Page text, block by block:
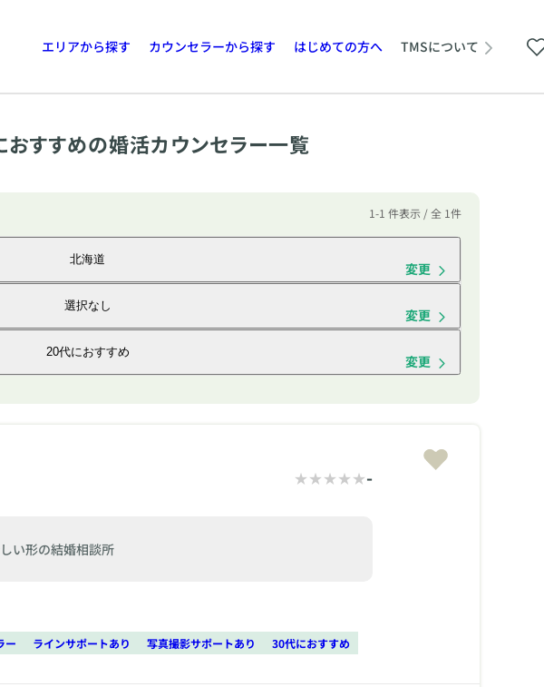
エリアから探す カウンセラーから探す はじめての方へ TMSについて
すすめの婚活カウンセラー一覧
1-1 件表示 / 全 1件
北海道
変更
選択なし
変更
20代におすすめ
変更
い形の結婚相談所
-
ー ラインサポートあり 写真撮影サポートあり 30代におすすめ